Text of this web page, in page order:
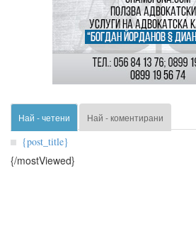
Най - четени Най - коментирани
{post_title}
{/mostViewed}